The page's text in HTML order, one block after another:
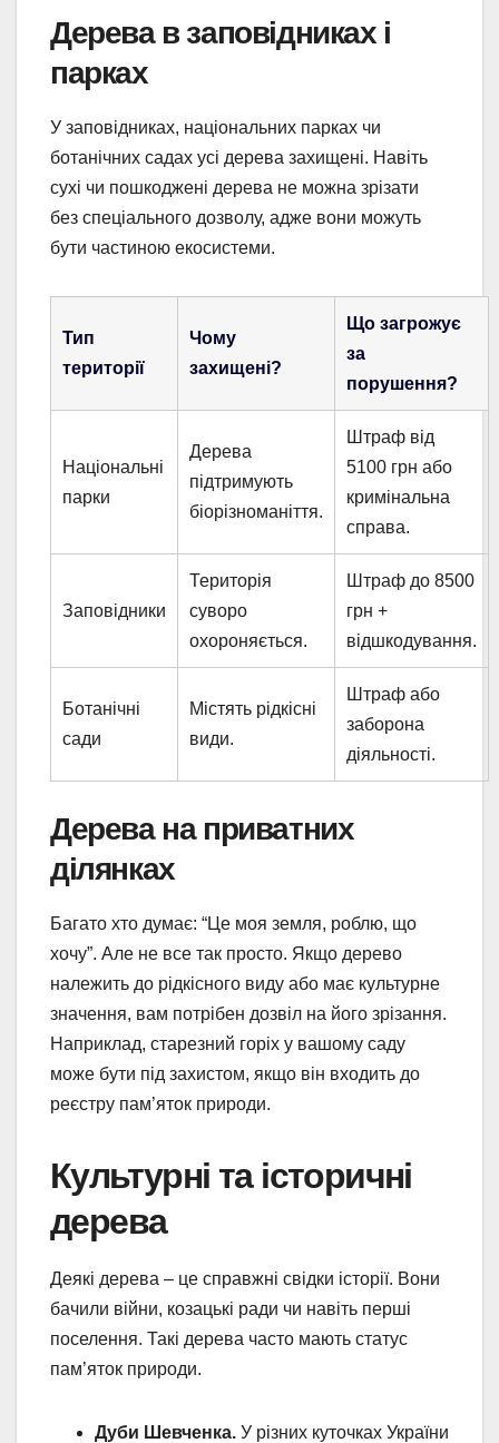
Дерева в заповідниках і
парках
У заповідниках, національних парках чи
ботанічних садах усі дерева захищені. Навіть
сухі чи пошкоджені дерева не можна зрізати
без спеціального дозволу, адже вони можуть
бути частиною екосистеми.
Тип
території
Чому
захищені?
Що загрожує
за
порушення?
Національні
парки
Дерева
підтримують
біорізноманіття.
Штраф від
5100 грн або
кримінальна
справа.
Заповідники
Територія
суворо
охороняється.
Штраф до 8500
грн +
відшкодування.
Ботанічні
сади
Містять рідкісні
види.
Штраф або
заборона
діяльності.
Дерева на приватних
ділянках
Багато хто думає: “Це моя земля, роблю, що
хочу”. Але не все так просто. Якщо дерево
належить до рідкісного виду або має культурне
значення, вам потрібен дозвіл на його зрізання.
Наприклад, старезний горіх у вашому саду
може бути під захистом, якщо він входить до
реєстру пам’яток природи.
Культурні та історичні
дерева
Деякі дерева – це справжні свідки історії. Вони
бачили війни, козацькі ради чи навіть перші
поселення. Такі дерева часто мають статус
пам’яток природи.
Дуби Шевченка. У різних куточках України